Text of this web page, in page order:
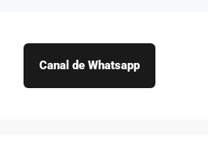
Canal de Whatsapp